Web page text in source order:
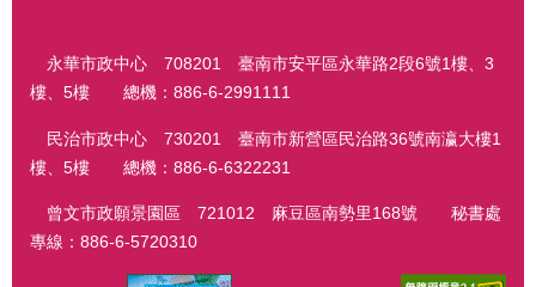
永華市政中心 708201 臺南市安平區永華路2段6號1樓、3
樓、5樓 總機：886-6-2991111
民治市政中心 730201 臺南市新營區民治路36號南瀛大樓1
樓、5樓 總機：886-6-6322231
曾文市政願景園區 721012 麻豆區南勢里168號 秘書處
專線：886-6-5720310